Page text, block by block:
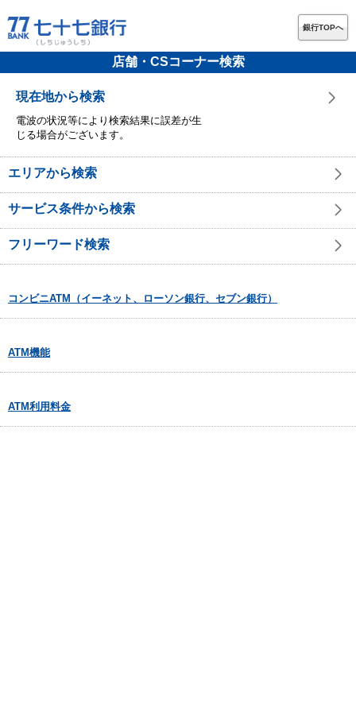
銀行TOPへ
店舗・CSコーナー検索
現在地から検索
電波の状況等により検索結果に誤差が生
じる場合がございます。
エリアから検索
サービス条件から検索
フリーワード検索
コンビニATM（イーネット、ローソン銀行、セブン銀行）
ATM機能
ATM利用料金